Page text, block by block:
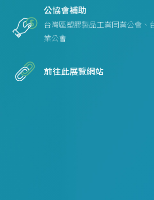
公協會補助
台灣區塑膠製品工業同業公會、
業公會
前往此展覽網站